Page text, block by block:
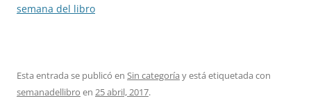
semana del libro
Esta entrada se publicó en Sin categoría y está etiquetada con
semanadellibro en 25 abril, 2017.